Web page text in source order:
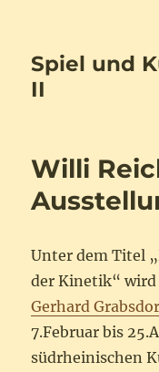
Spiel und
II
Willi
Unter dem Titel
der Kinetik“
Gerhard
7.Februar bis
südrheinischen